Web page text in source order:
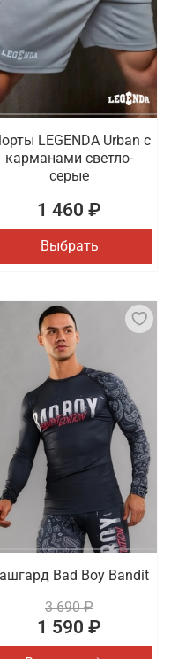
LEGENDA Urban c
карманами светло-
серые
1 460 ₽
Выбрать
Bad Boy Bandit
3 690 ₽
1 590 ₽